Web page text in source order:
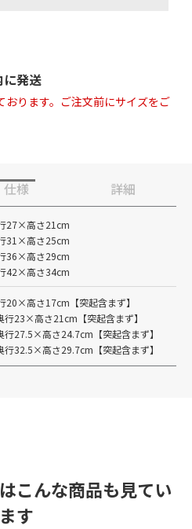
に発送
ります。ご注文前にサイズをご
仕様 詳細
27×高さ21cm
31×高さ25cm
36×高さ29cm
42×高さ34cm
20×高さ17cm【突起含まず】
23×高さ21cm【突起含まず】
27.5×高さ24.7cm【突起含まず】
32.5×高さ29.7cm【突起含まず】
こんな商品も見てい
ます